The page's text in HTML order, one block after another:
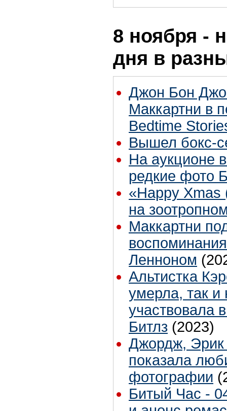
8 ноября -
дня в
Джон Бон
Маккартни в
Bedtime
Вышел бокс-
На аукционе
редкие фото
«Happy Xmas
на
Маккартни
Ленноном
Альтистка
умерла, так и
участвовала
Битлз (2023)
Джордж, Эрик
показала
фотографии
Битый Час -